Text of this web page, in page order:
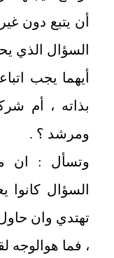
أن يتبع دون
السؤال الذي
أيهما يجب
بذاته ، أم
ومرشد ؟ .
وتسأل : ان
السؤال كانوا
تهتدي وان
، فما هوالوجه